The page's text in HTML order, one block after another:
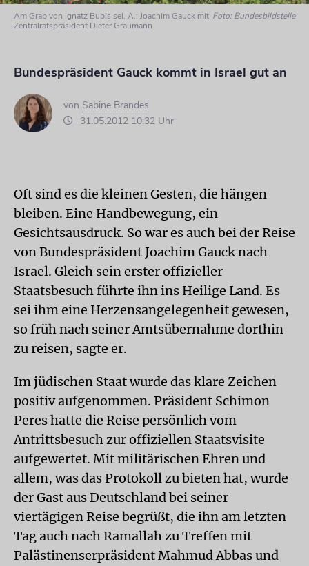
Am Grab von Ignatz Bubis sel. A.: Joachim Gauck mit
Zentralratspräsident Dieter Graumann
Foto: Bundesbildstelle
Bundespräsident Gauck kommt in Israel gut an
von Sabine Brandes
31.05.2012 10:32 Uhr
Oft sind es die kleinen Gesten, die hängen
bleiben. Eine Handbewegung, ein
Gesichtsausdruck. So war es auch bei der Reise
von Bundespräsident Joachim Gauck nach
Israel. Gleich sein erster offizieller
Staatsbesuch führte ihn ins Heilige Land. Es
sei ihm eine Herzensangelegenheit gewesen,
so früh nach seiner Amtsübernahme dorthin
zu reisen, sagte er.
Im jüdischen Staat wurde das klare Zeichen
positiv aufgenommen. Präsident Schimon
Peres hatte die Reise persönlich vom
Antrittsbesuch zur offiziellen Staatsvisite
aufgewertet. Mit militärischen Ehren und
allem, was das Protokoll zu bieten hat, wurde
der Gast aus Deutschland bei seiner
viertägigen Reise begrüßt, die ihn am letzten
Tag auch nach Ramallah zu Treffen mit
Palästinenserpräsident Mahmud Abbas und